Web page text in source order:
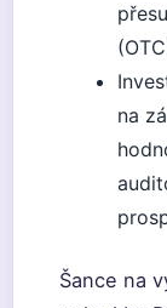
na
Šance na